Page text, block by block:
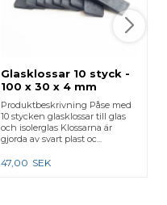
Glasklossar 10 styck -
100 x 30 x 4 mm
Produktbeskrivning Påse med
10 stycken glasklossar till glas
och isolerglas Klossarna är
gjorda av svart plast oc...
47,00 SEK